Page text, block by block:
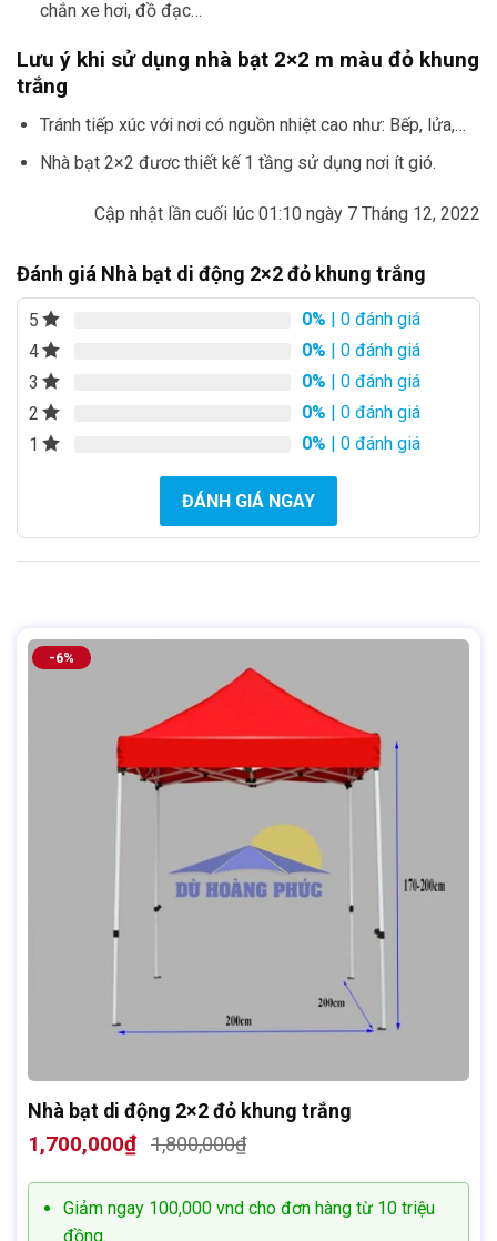
chắn xe hơi, đồ đạc…
Lưu ý khi sử dụng nhà bạt 2×2 m màu đỏ khung
trắng
Tránh tiếp xúc với nơi có nguồn nhiệt cao như: Bếp, lửa,…
Nhà bạt 2×2 đươc thiết kế 1 tầng sử dụng nơi ít gió.
Cập nhật lần cuối lúc 01:10 ngày 7 Tháng 12, 2022
Đánh giá Nhà bạt di động 2×2 đỏ khung trắng
5 0% | 0 đánh giá
4
0% | 0 đánh giá
3
0% | 0 đánh giá
2
0% | 0 đánh giá
1
0% | 0 đánh giá
ĐÁNH GIÁ NGAY
-6%
Nhà bạt di động 2×2 đỏ khung trắng
1,800,000₫
Giá
là:
1,800,000₫.
1,700,000₫
Giá
tại
là:
Giảm ngay 100,000 vnd cho đơn hàng từ 10 triệu
đồng.